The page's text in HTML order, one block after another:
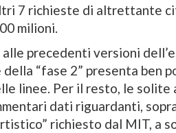
7 richieste di altrettante
milioni.
precedenti versioni
“fase 2” presenta ben
linee. Per il resto, le
dati riguardanti,
richiesto dal MIT, a